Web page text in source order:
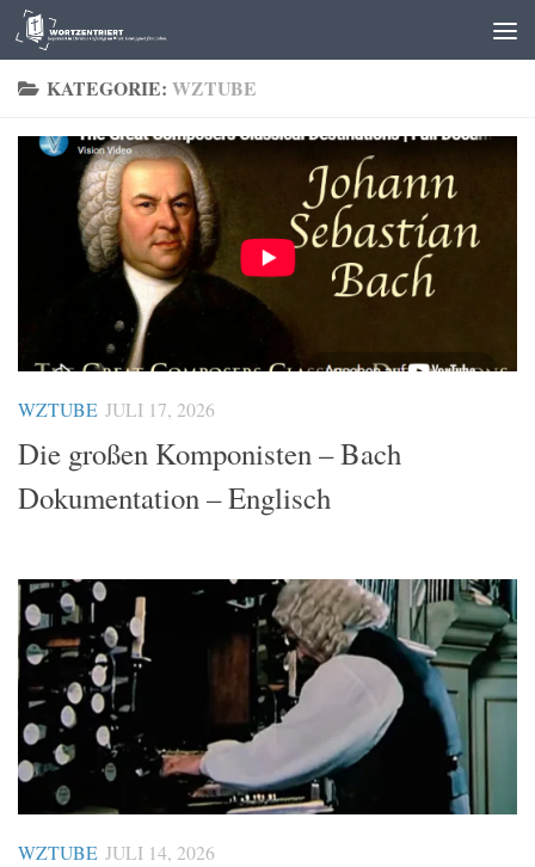
Zum Inhalt springen
KATEGORIE: WZTUBE
WZTUBE JULI 17, 2026
Die großen Komponisten – Bach
Dokumentation – Englisch
WZTUBE JULI 14, 2026